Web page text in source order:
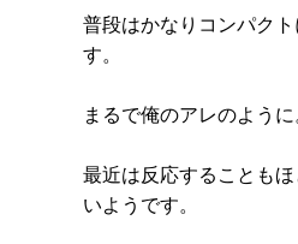
普段はかなりコンパク
す。
まるで俺のアレのように
最近は反応することも
いようです。